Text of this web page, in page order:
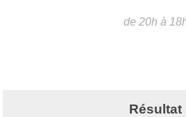
de 20h à
Résultat